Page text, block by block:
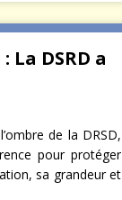
DSRD a
de la DRSD,
pour protéger
sa grandeur et